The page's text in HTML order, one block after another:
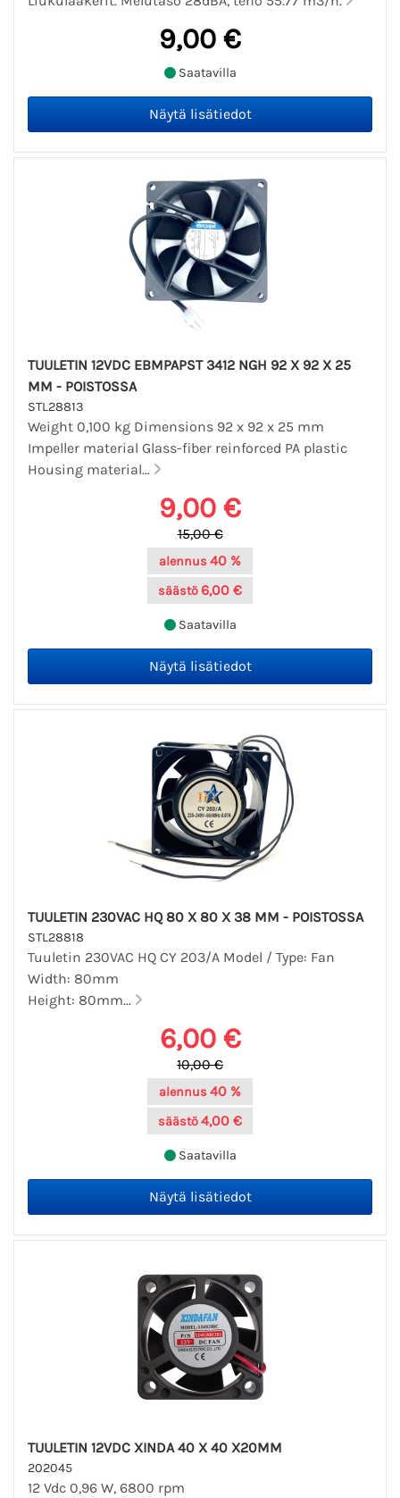
9,00 €
Saatavilla
TUULETIN 12VDC EBMPAPST 3412 NGH 92 X 92 X 25
MM - POISTOSSA
STL28813
Weight 0,100 kg Dimensions 92 x 92 x 25 mm
Impeller material Glass-fiber reinforced PA plastic
Housing material...
9,00 €
15,00 €
alennus40 %
säästö6,00 €
Saatavilla
TUULETIN 230VAC HQ 80 X 80 X 38 MM - POISTOSSA
STL28818
Tuuletin 230VAC HQ CY 203/A Model / Type: Fan
Width: 80mm
Height: 80mm...
6,00 €
10,00 €
alennus40 %
säästö4,00 €
Saatavilla
TUULETIN 12VDC XINDA 40 X 40 X20MM
202045
12 Vdc 0,96 W, 6800 rpm